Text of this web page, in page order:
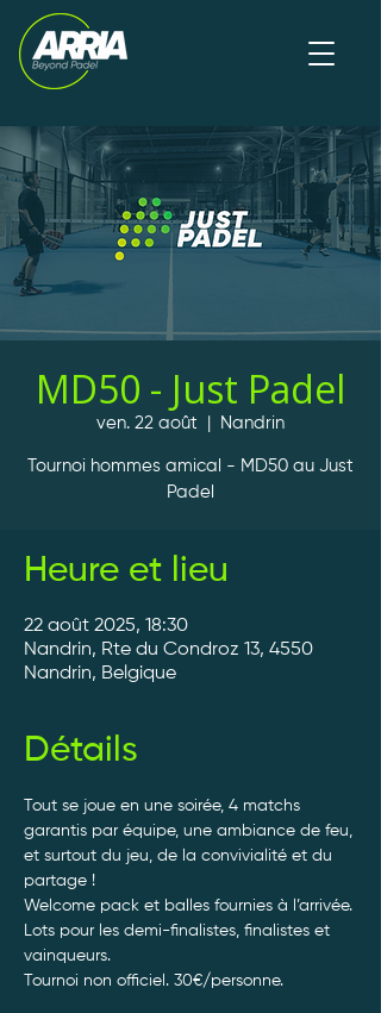
MD50 - Just Padel
ven. 22 août Nandrin
Tournoi hommes amical - MD50 au Just
Padel
Heure et lieu
22 août 2025, 18:30
Nandrin, Rte du Condroz 13, 4550
Nandrin, Belgique
Détails
Tout se joue en une soirée, 4 matchs
garantis par équipe, une ambiance de feu,
et surtout du jeu, de la convivialité et du
partage !
Welcome pack et balles fournies à l’arrivée.
Lots pour les demi-finalistes, finalistes et
vainqueurs.
Tournoi non officiel. 30€/personne.